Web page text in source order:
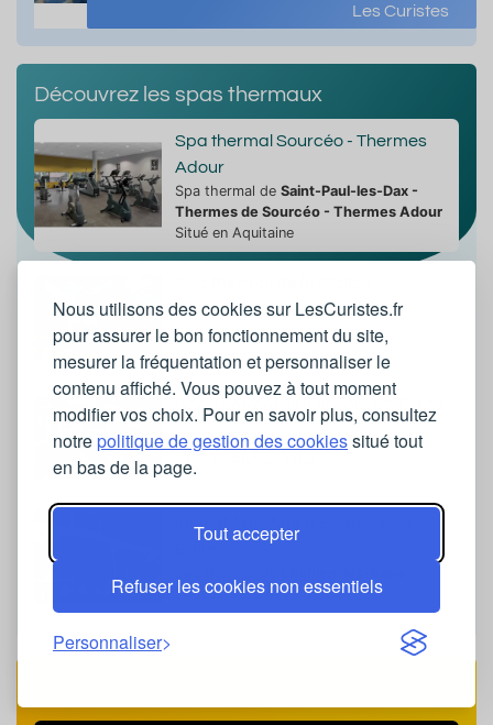
Nous utilisons des cookies sur LesCuristes.fr
pour assurer le bon fonctionnement du site,
mesurer la fréquentation et personnaliser le
contenu affiché. Vous pouvez à tout moment
modifier vos choix. Pour en savoir plus, consultez
notrepolitique de gestion des cookiessitué tout
en bas de la page.
Tout accepter
Refuser les cookies non essentiels
Personnaliser
Les Curistes
Découvrez les spas thermaux
Spa thermal Sourcéo - Thermes
Adour
Spa thermal de Saint-Paul-les-Dax -
Thermes de Sourcéo - Thermes Adour
Situé en Aquitaine
thermale de la Chaldette
Spa thermal deChaldette
Situé en Languedoc-Roussillon
Spa Thermal de Thonon-les-Bains
Spa thermal deThonon-les-Bains
Situé en Ile-de-France